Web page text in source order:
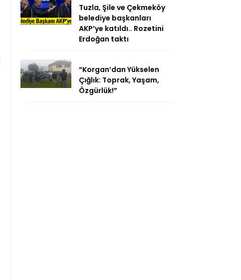
Tuzla, Şile ve Çekmeköy
belediye başkanları
AKP’ye katıldı.. Rozetini
Erdoğan taktı
“Korgan’dan Yükselen
Çığlık: Toprak, Yaşam,
Özgürlük!”